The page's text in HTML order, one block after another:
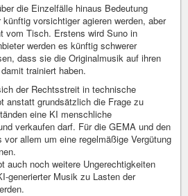
die Einzelfälle hinaus Bedeutung
vorsichtiger agieren werden, aber
vom Tisch. Erstens wird Suno in
werden es künftig schwerer
dass sie die Originalmusik auf ihren
trainiert haben.
der Rechtsstreit in technische
anstatt grundsätzlich die Frage zu
eine KI menschliche
verkaufen darf. Für die GEMA und den
allem um eine regelmäßige Vergütung
auch noch weitere Ungerechtigkeiten
generierter Musik zu Lasten der